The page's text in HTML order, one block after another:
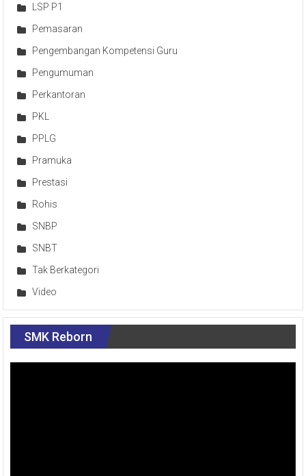
LSP P1
Pemasaran
Pengembangan Kompetensi Guru
Pengumuman
Perkantoran
PKL
PPLG
Pramuka
Prestasi
Rohis
SNBP
SNBT
Tak Berkategori
Video
SMK Reborn